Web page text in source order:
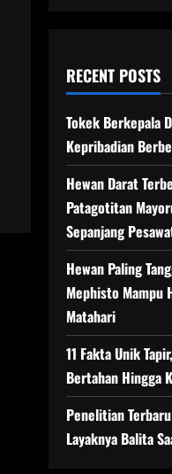
RECENT POSTS
Tokek Berkepala
Kepribadian
Hewan Darat
Patagotitan
Sepanjang
Hewan Paling
Mephisto Mampu
Matahari
11 Fakta Unik
Bertahan Hingga
Penelitian
Layaknya Balita